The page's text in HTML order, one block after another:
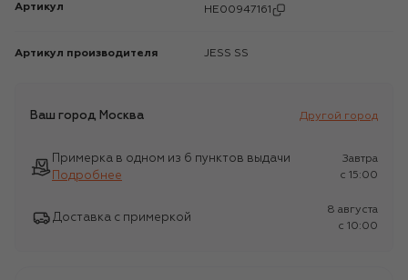
Артикул HE00947161
Артикул производителя JESS SS
Ваш город Москва Другой город
Примерка в одном из 6 пунктов выдачи
Подробнее
Завтра
c 15:00
Доставка с примеркой
8 августа
c 10:00